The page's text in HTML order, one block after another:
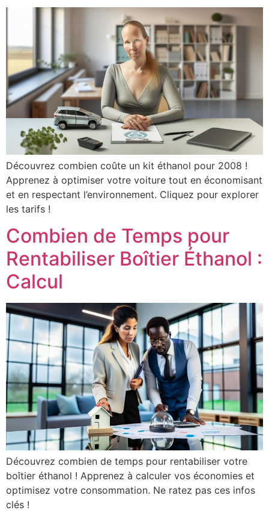
Découvrez combien coûte un kit éthanol pour 2008 !
Apprenez à optimiser votre voiture tout en économisant
et en respectant l’environnement. Cliquez pour explorer
les tarifs !
Combien de Temps pour
Rentabiliser Boîtier Éthanol :
Calcul
Découvrez combien de temps pour rentabiliser votre
boîtier éthanol ! Apprenez à calculer vos économies et
optimisez votre consommation. Ne ratez pas ces infos
clés !